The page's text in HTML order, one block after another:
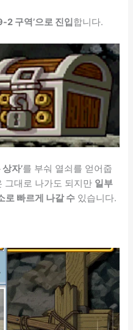
2 구역’으로 진입 합니다.
자’를 부숴 열쇠를 얻어줍
그대로 나가도 되지만 일부
로 빠르게 나갈 수 있습니다.